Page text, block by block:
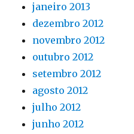
janeiro 2013
dezembro 2012
novembro 2012
outubro 2012
setembro 2012
agosto 2012
julho 2012
junho 2012